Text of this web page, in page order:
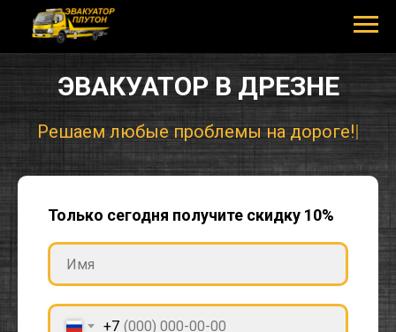
ЭВАКУАТОР В ДРЕЗНЕ
Решаем люб|
Только сегодня получите скидку 10%
+7